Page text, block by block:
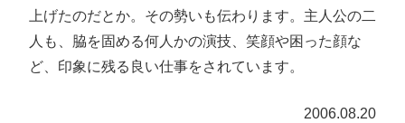
上げたのだとか。その勢いも伝わります。主人公の二
人も、脇を固める何人かの演技、笑顔や困った顔な
ど、印象に残る良い仕事をされています。
2006.08.20